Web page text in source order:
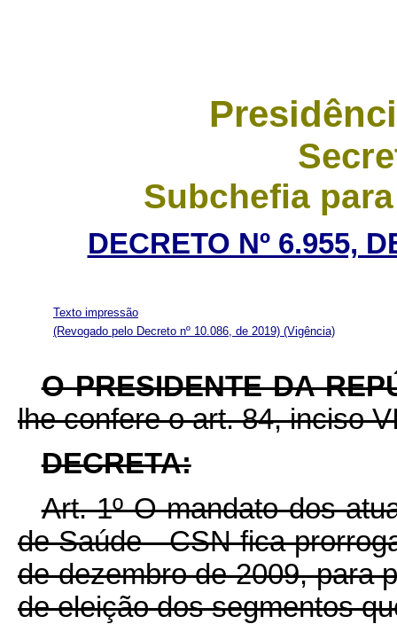
Subchefia
DECRETO Nº 6.955,
Texto impressão
(Revogado pelo Decreto nº 10.086, de 2019) (Vigência)
O PRESIDENTE DA
lhe confere o art. 84, inciso
DECRETA:
Art. 1º O mandato dos
de Saúde - CSN fica
de dezembro de 2009, para
de eleição dos segmentos